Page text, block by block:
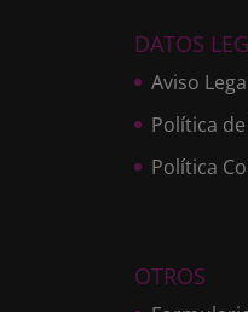
DATOS
Aviso
Política
Política
OTROS